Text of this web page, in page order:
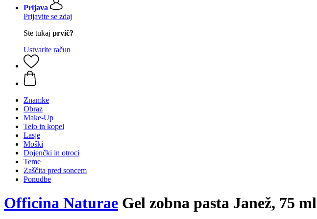
Prijava
Prijavite se zdaj
Ste tukaj prvič?
Ustvarite račun
Znamke
Obraz
Make-Up
Telo in kopel
Lasje
Moški
Dojenčki in otroci
Teme
Zaščita pred soncem
Ponudbe
Officina Naturae Gel zobna pasta Janež, 75 ml